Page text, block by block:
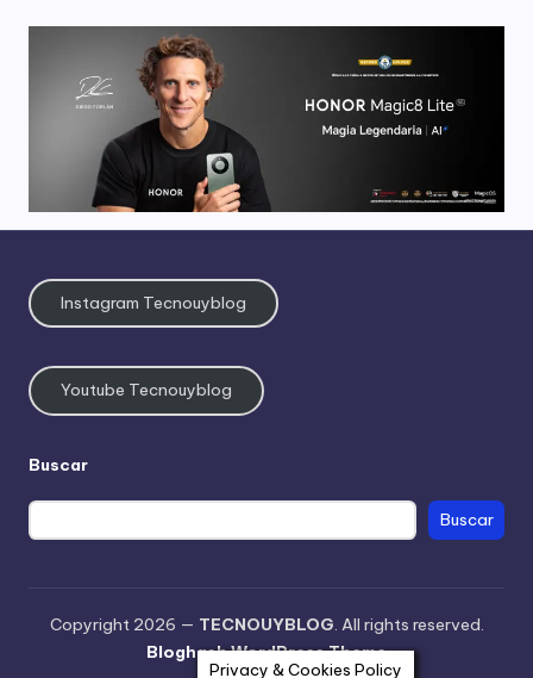
Instagram Tecnouyblog
Youtube Tecnouyblog
Buscar
Buscar
Copyright 2026 — TECNOUYBLOG. All rights reserved.
Bloghash WordPress Theme
Privacy & Cookies Policy